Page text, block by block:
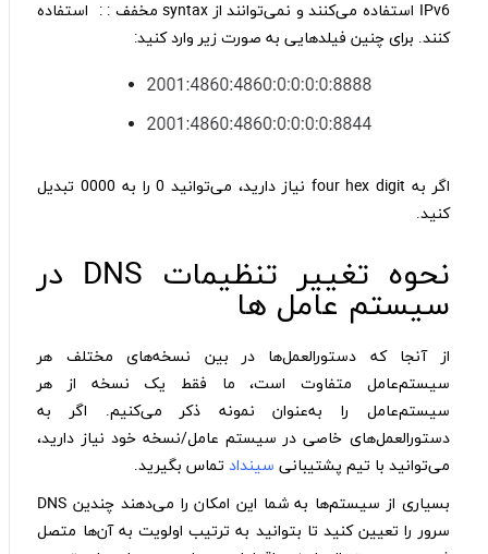
IPv6 استفاده می‌کنند و نمی‌توانند از syntax مخفف : : استفاده
کنند. برای چنین فیلدهایی به صورت زیر وارد کنید:
اگر به four hex digit نیاز دارید، می‌توانید 0 را به 0000 تبدیل
کنید.
نحوه تغییر تنظیمات DNS در
سیستم عامل ها
از آنجا که دستورالعمل‌ها در بین نسخه‌های مختلف هر
سیستم‌عامل متفاوت است، ما فقط یک نسخه از هر
سیستم‌عامل را به‌عنوان نمونه ذکر می‌کنیم. اگر به
دستورالعمل‌های خاصی در سیستم عامل/نسخه خود نیاز دارید،
می‌توانید با تیم پشتیبانی سینداد تماس بگیرید.
بسیاری از سیستم‌ها به شما این امکان را می‌دهند چندین DNS
سرور را تعیین کنید تا بتوانید به ترتیب اولویت به آن‌ها متصل